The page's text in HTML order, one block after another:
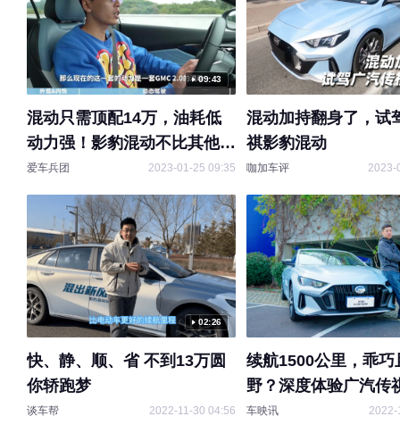
09:43
混动只需顶配14万，油耗低
动力强！影豹混动不比其他日
系混动优秀？！
爱车兵团 2023-01-25 09:35
混动加持翻身了，试
祺影豹混动
咖加车评 2023-
02:26
快、静、顺、省 不到13万圆
你轿跑梦
谈车帮 2022-11-30 04:56
续航1500公里，乖巧
野？深度体验广汽传
动版
车映讯 2022-